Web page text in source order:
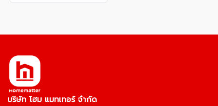
บริษัท โฮม แมทเทอร์ จำกัด